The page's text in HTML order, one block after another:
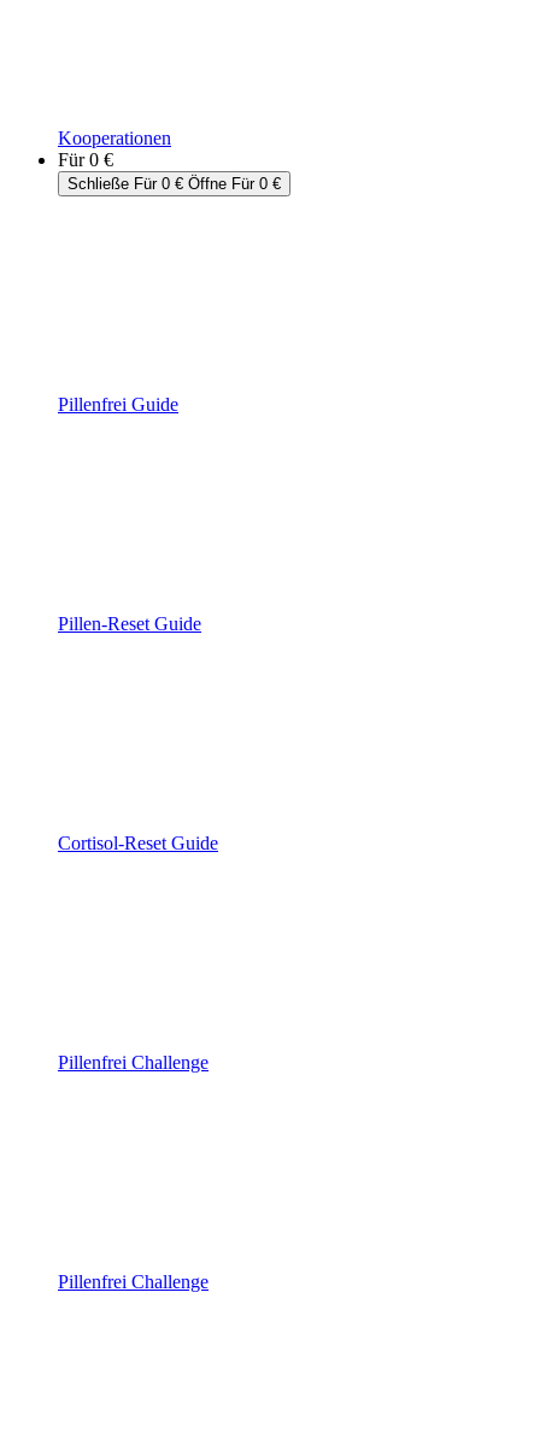
Kooperationen
Für 0 €
Schließe Für 0 € Öffne Für 0 €
Pillenfrei Guide
Pillen-Reset Guide
Cortisol-Reset Guide
Pillenfrei Challenge
Pillenfrei Challenge